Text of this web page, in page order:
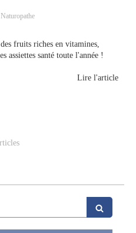
fruits riches en vitamines,
assiettes santé toute l'année !
Lire l'article